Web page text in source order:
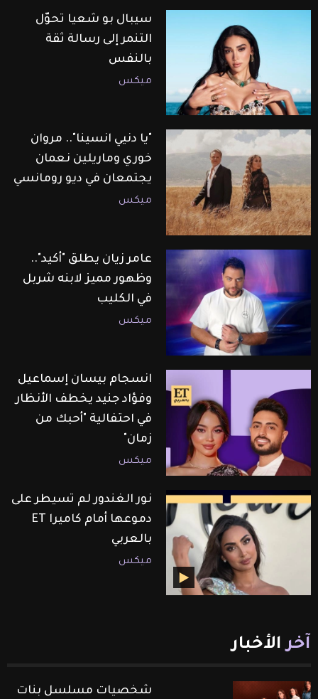
سيبال بو شعيا تحوّل
التنمر إلى رسالة ثقة
بالنفس
ميكس
"يا دنيي انسينا".. مروان
خوري وماريلين نعمان
يجتمعان في ديو رومانسي
ميكس
عامر زيان يطلق "أكيد"..
وظهور مميز لابنه شربل
في الكليب
ميكس
انسجام بيسان إسماعيل
وفؤاد جنيد يخطف الأنظار
في احتفالية "أحبك من
زمان"
ميكس
نور الغندور لم تسيطر على
دموعها أمام كاميرا ET
بالعربي
ميكس
آخر الأخبار
شخصيات مسلسل بنات